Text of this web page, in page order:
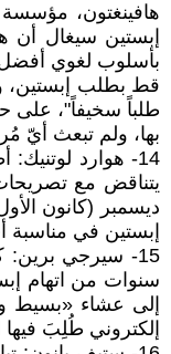
هافينغتون،
إبستين سيغال أن
بأسلوب لغوي أفضل
قط بطلب إبستين،
طلباً سخيفاً"، على
بها، ولم تبعث أيّ
14- هوارد
يتناقض مع
إبستين في مناسبة أخرى عام 2011م. وقالت وزارة التجارة، في بيان، إن لوتنيك "كان على تواصل محدود مع
15- سيرجي
إلى عشاء «بسيط
إلكتروني طُلِبَ